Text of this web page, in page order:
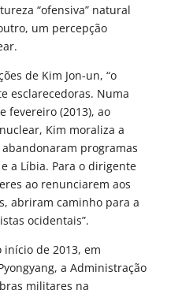
“ofensiva” natural
um percepção
de Kim Jon-un, “o
esclarecedoras. Numa
fevereiro (2013), ao
Kim moraliza a
programas
a Líbia. Para o dirigente
ao renunciarem aos
abriram caminho para a
ocidentais”.
início de 2013, em
a Administração
militares na